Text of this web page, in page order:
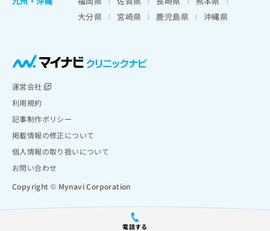
電話する
大分県
宮崎県 鹿児島県 沖縄県
運営会社
利用規約
記事制作ポリシー
掲載情報の修正について
個人情報の取り扱いについて
お問い合わせ
Copyright © Mynavi Corporation